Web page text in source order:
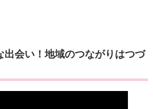
出会い！地域のつながりはつづ